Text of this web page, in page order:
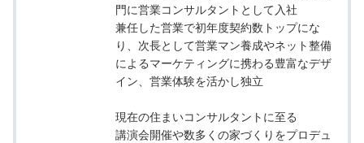
門に営業コンサルタントとして入社
兼任した営業で初年度契約数トップにな
り、次長として営業マン養成やネット整備
によるマーケティングに携わる豊富なデザ
イン、営業体験を活かし独立
現在の住まいコンサルタントに至る
講演会開催や数多くの家づくりをプロデュ